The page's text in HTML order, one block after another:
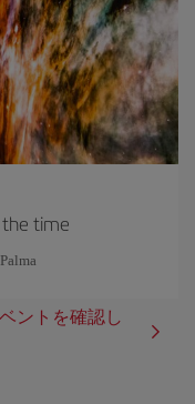
time
ントを確認し